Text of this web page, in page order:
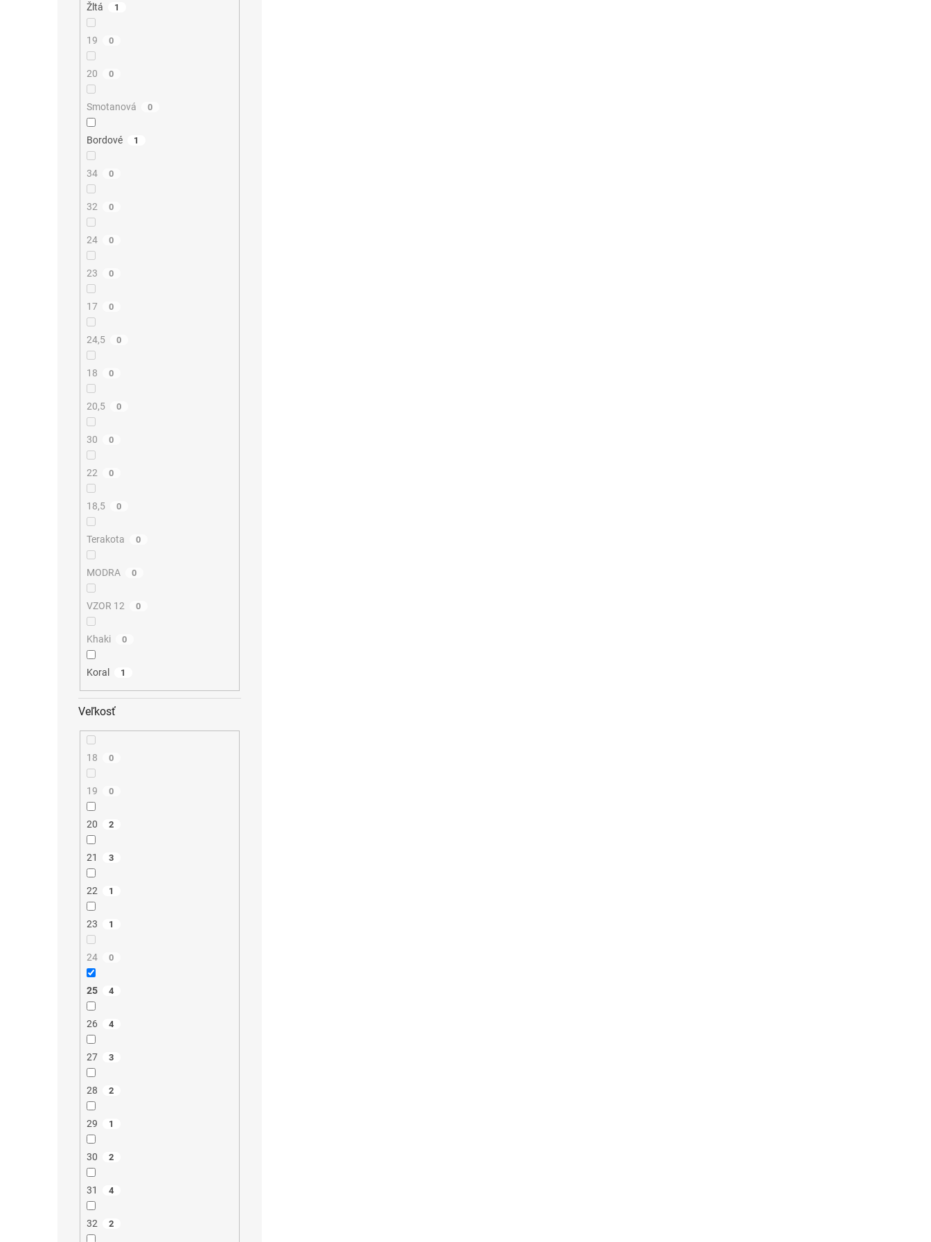
Žltá 1
19 0
20 0
Smotanová 0
Bordové 1
34 0
32 0
24 0
23 0
17 0
24,5 0
18 0
20,5 0
30 0
22 0
18,5 0
Terakota 0
MODRA 0
VZOR 12 0
Khaki 0
Koral 1
Veľkosť
18 0
19 0
20 2
21 3
22 1
23 1
24 0
25 4
26 4
27 3
28 2
29 1
30 2
31 4
32 2